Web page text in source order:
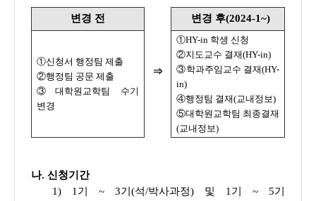
변경 전
⇒
변경 후(2024-1~)
①신청서 행정팀 제출
②행정팀 공문 제출
③대학원교학팀 수기
변경
①HY-in 학생 신청
②지도교수 결재(HY-in)
③학과주임교수 결재(HY-
in)
④행정팀 결재(교내정보)
⑤대학원교학팀 최종결재
(교내정보)
나. 신청기간
1) 1기 ~ 3기(석/박사과정) 및 1기 ~ 5기